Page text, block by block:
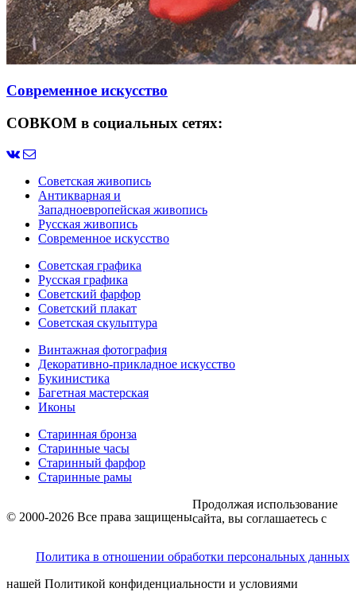
Современное искусство
СОВКОМ в социальных сетях:
Советская живопись
Антикварная и
Западноевропейская живопись
Русская живопись
Современное искусство
Советская графика
Русская графика
Советский фарфор
Советский плакат
Советская скульптура
Винтажная фотография
Декоративно-прикладное искусство
Букинистика
Багетная мастерская
Иконы
Старинная бронза
Старинные часы
Старинный фарфор
Старинные рамы
© 2000-2026 Все права защищены
Политика в отношении обработки персональных данных
Продолжая использование
сайта, вы соглашаетесь с
нашей Политикой конфиденциальности и условиями